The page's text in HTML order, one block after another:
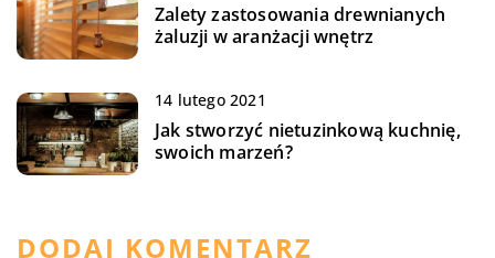
Zalety zastosowania drewnianych
żaluzji w aranżacji wnętrz
14 lutego 2021
Jak stworzyć nietuzinkową kuchnię,
swoich marzeń?
DODAJ KOMENTARZ